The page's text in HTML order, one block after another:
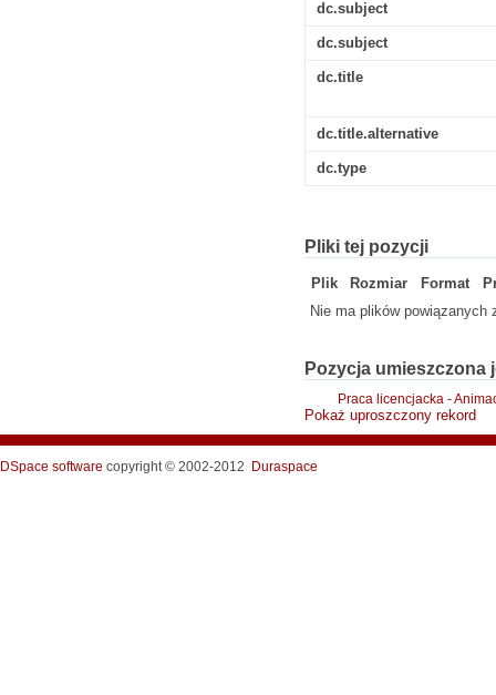
dc.subject
dc.subject
dc.title
dc.title.alternative
dc.type
Pliki tej pozycji
Plik Rozmiar Format
Nie ma plików powiązanych
Pozycja
Praca licencjacka -
Pokaż uproszczony rekord
DSpace software copyright © 2002-2012 Duraspace